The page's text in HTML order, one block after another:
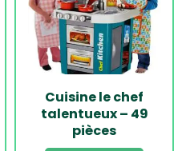
Cuisine le chef
talentueux – 49
pièces